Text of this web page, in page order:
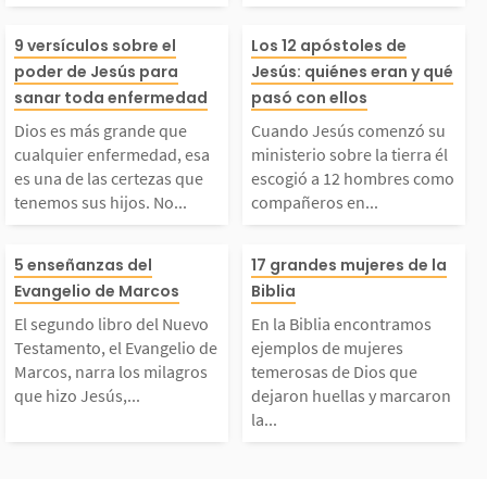
amada y sabes qu
has cruzado la líne
que no mereces el p
an algunos de
sos milagros
mo propósito
r a...
es más grande q
cualquier enfermed
esa es una de las c
que tenemos s
hijos. No ha habido
jamás habrá una en
o pandemia
sea...
9 versículos sobre el
poder de Jesús para
sanar toda enfermedad
Dios es más grande que
cualquier enfermedad, esa
es una de las certezas que
tenemos sus hijos. No...
Cuando Jesús
ó su ministerio
a tierra él
2 hombres
añeros en la
él debía
conocemos
2...
Los 12 apóstoles de
Jesús: quiénes eran y qué
pasó con ellos
Cuando Jesús comenzó su
ministerio sobre la tierra él
escogió a 12 hombres como
compañeros en...
segundo libro del N
Testamento, el E
de Marcos, n
los milagros que
5 enseñanzas del
Evangelio de Marcos
El segundo libro del Nuevo
Testamento, el Evangelio de
Marcos, narra los milagros
que hizo Jesús,...
En la Biblia
mos ejemplos
res temerosas
que dejaron
17 grandes mujeres de la
Biblia
En la Biblia encontramos
ejemplos de mujeres
temerosas de Dios que
dejaron huellas y marcaron
la...